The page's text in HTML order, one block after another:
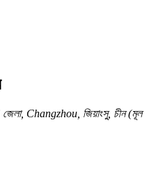
Changzhou, জিয়াংসু, চীন (মূল